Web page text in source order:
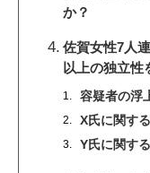
か？
佐賀女性7人
以上の独立性
容疑者の浮
X氏に関す
Y氏に関す